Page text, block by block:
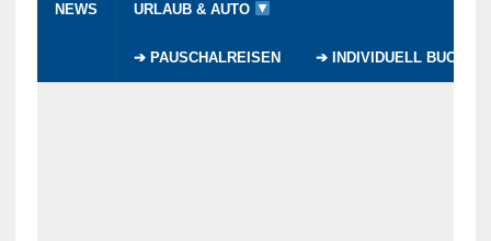
NEWS URLAUB & AUTO
➔ PAUSCHALREISEN ➔ INDIVIDUELL BUCHEN